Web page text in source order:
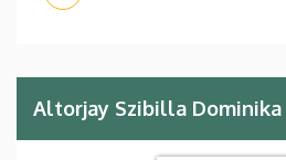
Altorjay Szibilla Dominika